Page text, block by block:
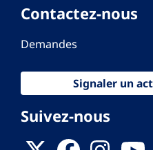
Contactez-nous
Demandes
Signaler un
Suivez-nous